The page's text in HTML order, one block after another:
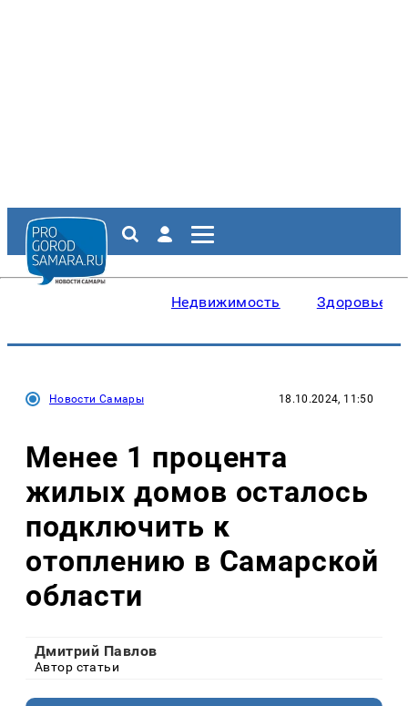
Недвижимость Здоровье
Новости Самары 18.10.2024, 11:50
Менее 1 процента
жилых домов осталось
подключить к
отоплению в Самарской
области
Дмитрий Павлов
Автор статьи